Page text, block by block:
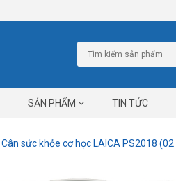
SẢN PHẨM TIN TỨC
Cân sức khỏe cơ học LAICA PS2018